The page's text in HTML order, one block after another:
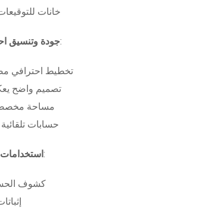
خانات
جودة وتنسيقبـ:
تخطيط احترافي
تصميم واضح
مساحة مخصصة
حسابات
صمم ليلبي متطلبات:
كشوف